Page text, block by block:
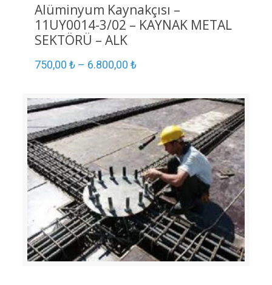
Alüminyum Kaynakçısı –
11UY0014-3/02 – KAYNAK METAL
SEKTÖRÜ – ALK
750,00 ₺– 6.800,00 ₺